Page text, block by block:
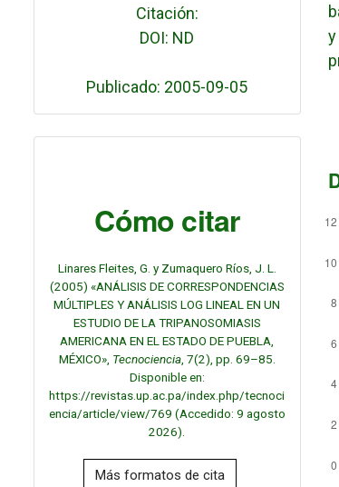
Citación:
DOI: ND
Publicado: 2005-09-05
Cómo citar
Linares Fleites, G. y Zumaquero Ríos, J. L.
(2005) «ANÁLISIS DE CORRESPONDENCIAS
MÚLTIPLES Y ANÁLISIS LOG LINEAL EN UN
ESTUDIO DE LA TRIPANOSOMIASIS
AMERICANA EN EL ESTADO DE PUEBLA,
MÉXICO», Tecnociencia, 7(2), pp. 69–85.
Disponible en:
https://revistas.up.ac.pa/index.php/tecnoci
encia/article/view/769 (Accedido: 9 agosto
2026).
Más formatos de cita